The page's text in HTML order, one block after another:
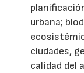
urbana;
ciudades,
calidad del